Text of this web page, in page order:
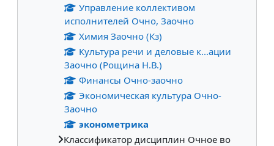
Управление коллективом
исполнителей Очно, Заочно
Химия Заочно (Кз)
Культура речи и деловые к...ации
Заочно (Рощина Н.В.)
Финансы Очно-заочно
Экономическая культура Очно-
Заочно
эконометрика
Классификатор дисциплин Очное во